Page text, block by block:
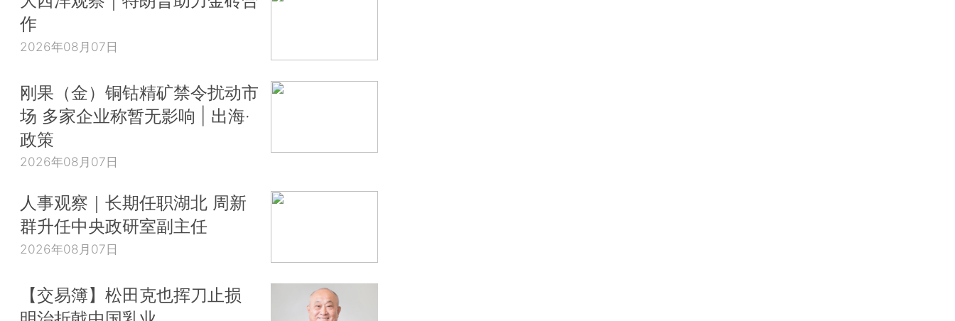
作
2026年08月07日
刚果（金）铜钴精矿禁令扰动市
场 多家企业称暂无影响 | 出海·
政策
2026年08月07日
人事观察｜长期任职湖北 周新
群升任中央政研室副主任
2026年08月07日
【交易簿】松田克也挥刀止损